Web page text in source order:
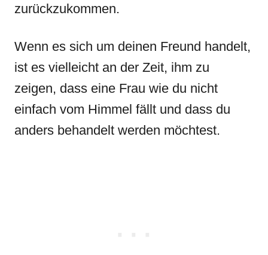
zurückzukommen.
Wenn es sich um deinen Freund handelt,
ist es vielleicht an der Zeit, ihm zu
zeigen, dass eine Frau wie du nicht
einfach vom Himmel fällt und dass du
anders behandelt werden möchtest.